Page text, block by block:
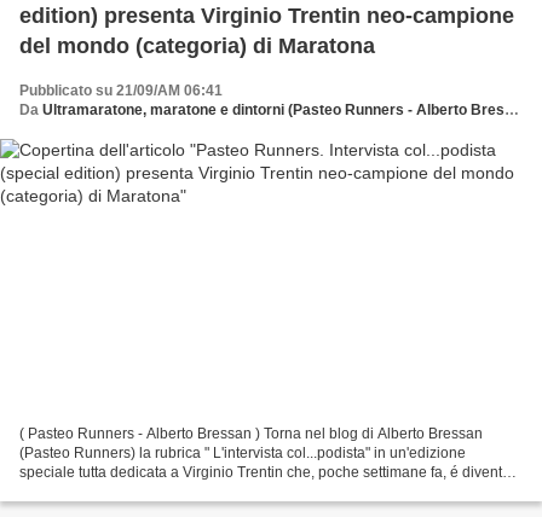
edition) presenta Virginio Trentin neo-campione
del mondo (categoria) di Maratona
Pubblicato su 21/09/AM 06:41
Da Ultramaratone, maratone e dintorni (Pasteo Runners - Alberto Bressan)
( Pasteo Runners - Alberto Bressan ) Torna nel blog di Alberto Bressan
(Pasteo Runners) la rubrica " L'intervista col...podista" in un'edizione
speciale tutta dedicata a Virginio Trentin che, poche settimane fa, é diventato